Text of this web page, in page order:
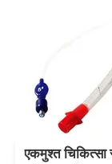
एकमुश्त चिकित्सा